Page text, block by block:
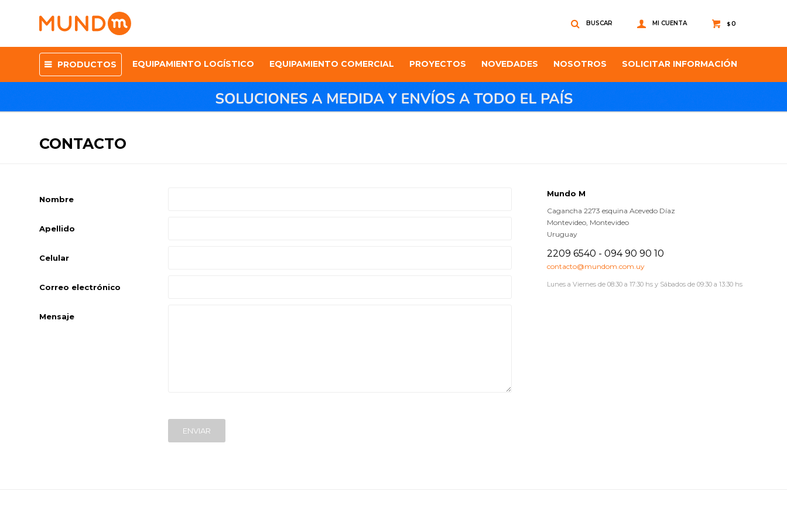
PRODUCTOS EQUIPAMIENTO LOGÍSTICO EQUIPAMIENTO COMERCIAL PROYECTOS NOVEDADES NOSOTROS SOLICITAR INFORMACIÓN
$0
CONTACTO
Nombre
Apellido
Celular
Correo electrónico
Mensaje
ENVIAR
Mundo M
Cagancha 2273 esquina Acevedo Díaz
Montevideo, Montevideo
Uruguay
2209 6540 - 094 90 90 10
contacto@mundom.com.uy
Lunes a Viernes de 08:30 a 17:30 hs y Sábados de 09:30 a 13:30 hs